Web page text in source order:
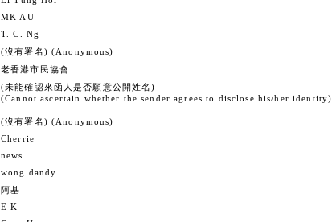
MK AU
T. C. Ng
(沒有署名) (Anonymous)
老香港市民協會
(未能確認來函人是否願意公開姓名)
(Cannot ascertain whether the sender agrees to disclose his/her identity)
(沒有署名) (Anonymous)
Cherrie
news
wong dandy
阿基
E K